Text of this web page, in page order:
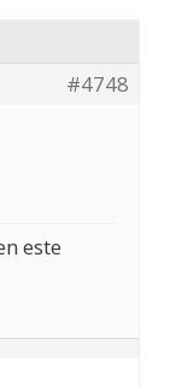
#4748
este